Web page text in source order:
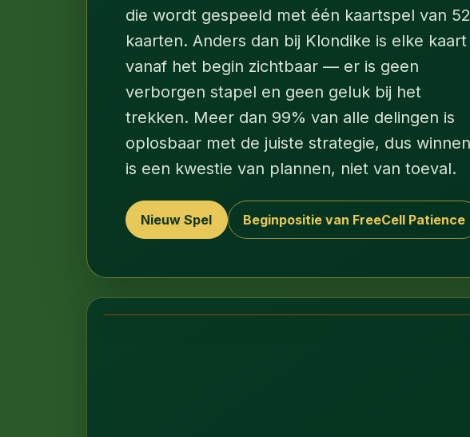
die wordt gespeeld met één kaartspel van 52
kaarten. Anders dan bij Klondike is elke kaart
vanaf het begin zichtbaar — er is geen
verborgen stapel en geen geluk bij het
trekken. Meer dan 99% van alle delingen is
oplosbaar met de juiste strategie, dus winnen
is een kwestie van plannen, niet van toeval.
Nieuw Spel Beginpositie van FreeCell Patience